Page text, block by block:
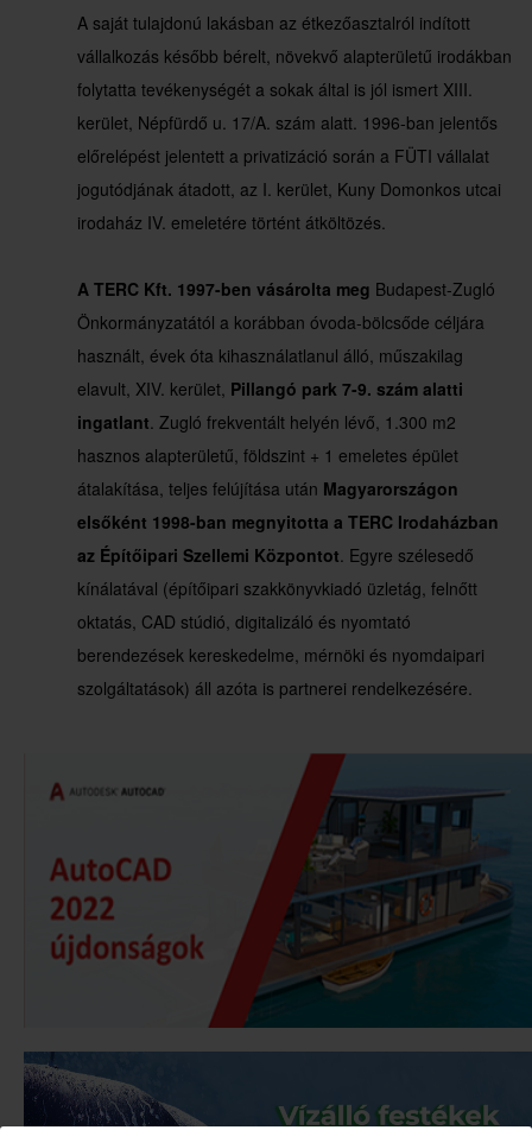
A saját tulajdonú lakásban az étkezőasztalról indított
vállalkozás később bérelt, növekvő alapterületű irodákban
folytatta tevékenységét a sokak által is jól ismert XIII.
kerület, Népfürdő u. 17/A. szám alatt. 1996-ban jelentős
előrelépést jelentett a privatizáció során a FÜTI vállalat
jogutódjának átadott, az I. kerület, Kuny Domonkos utcai
irodaház IV. emeletére történt átköltözés.
A TERC Kft. 1997-ben vásárolta meg Budapest-Zugló
Önkormányzatától a korábban óvoda-bölcsőde céljára
használt, évek óta kihasználatlanul álló, műszakilag
elavult, XIV. kerület, Pillangó park 7-9. szám alatti
ingatlant. Zugló frekventált helyén lévő, 1.300 m2
hasznos alapterületű, földszint + 1 emeletes épület
átalakítása, teljes felújítása után Magyarországon
elsőként 1998-ban megnyitotta a TERC Irodaházban
az Építőipari Szellemi Központot. Egyre szélesedő
kínálatával (építőipari szakkönyvkiadó üzletág, felnőtt
oktatás, CAD stúdió, digitalizáló és nyomtató
berendezések kereskedelme, mérnöki és nyomdaipari
szolgáltatások) áll azóta is partnerei rendelkezésére.